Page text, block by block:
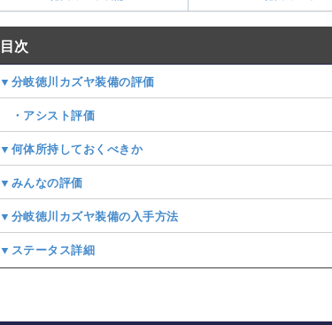
目次
▼分岐徳川カズヤ装備の評価
・アシスト評価
▼何体所持しておくべきか
▼みんなの評価
▼分岐徳川カズヤ装備の入手方法
▼ステータス詳細